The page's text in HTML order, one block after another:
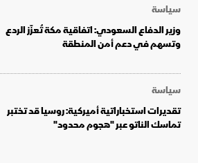
سياسة
وزير الدفاع السعودي: اتفاقية مكة تُعزّز الردع
وتسهم في دعم أمن المنطقة
سياسة
تقديرات استخباراتية أميركية: روسيا قد تختبر
تماسك الناتو عبر "هجوم محدود"